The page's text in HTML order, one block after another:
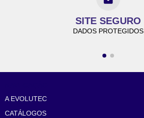
SITE SEGURO
DADOS PROTEGIDOS
A EVOLUTEC
CATÁLOGOS